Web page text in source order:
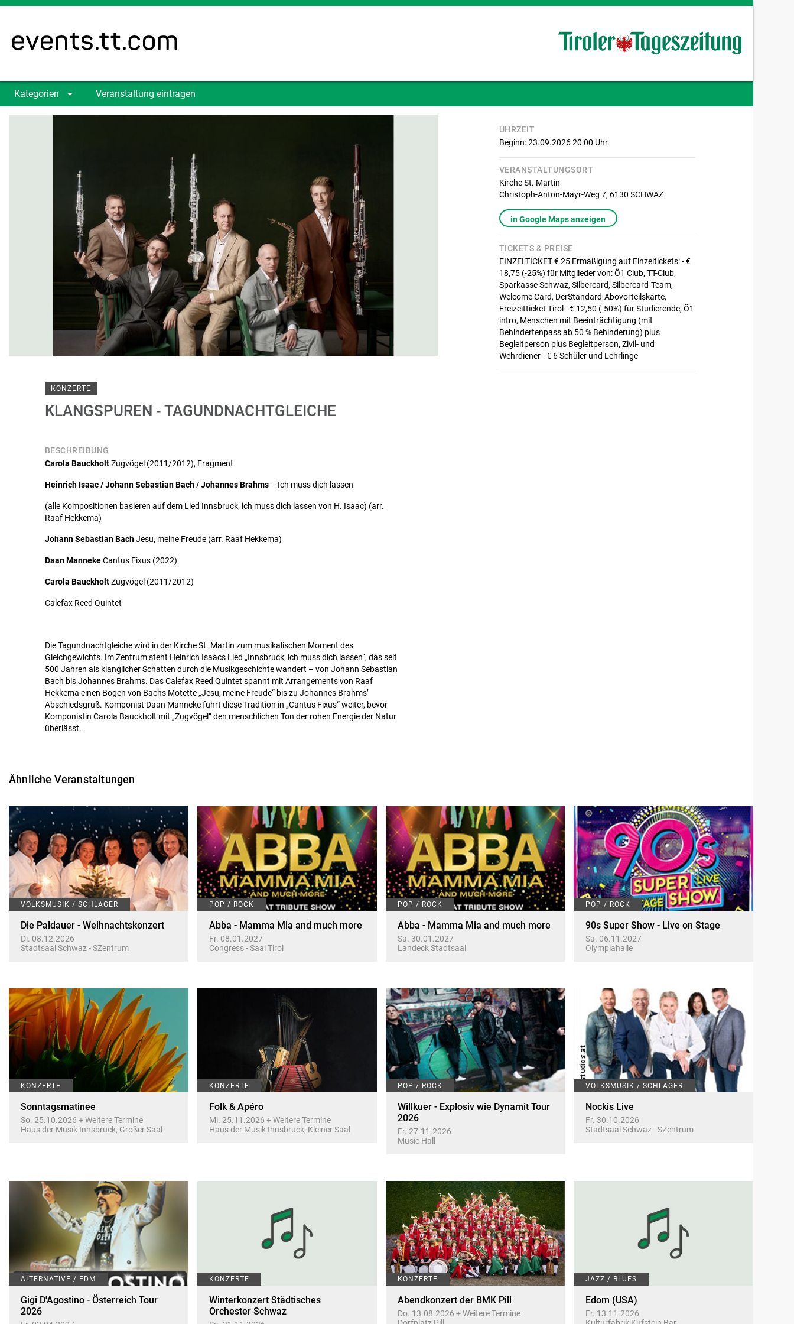
Kategorien Veranstaltung eintragen
KONZERTE
KLANGSPUREN - TAGUNDNACHTGLEICHE
BESCHREIBUNG
Carola BauckholtZugvögel (2011/2012), Fragment
Heinrich Isaac / Johann Sebastian Bach / Johannes Brahms– Ich muss dich lassen
(alle Kompositionen basieren auf dem Lied Innsbruck, ich muss dich lassen von H. Isaac) (arr.
Raaf Hekkema)
Johann Sebastian BachJesu, meine Freude (arr. Raaf Hekkema)
Daan MannekeCantus Fixus (2022)
Carola BauckholtZugvögel (2011/2012)
Calefax Reed Quintet
Die Tagundnachtgleiche wird in der Kirche St. Martin zum musikalischen Moment des
Gleichgewichts. Im Zentrum steht Heinrich Isaacs Lied „Innsbruck, ich muss dich lassen“, das seit
500 Jahren als klanglicher Schatten durch die Musikgeschichte wandert – von Johann Sebastian
Bach bis Johannes Brahms. Das Calefax Reed Quintet spannt mit Arrangements von Raaf
Hekkema einen Bogen von Bachs Motette „Jesu, meine Freude“ bis zu Johannes Brahms’
Abschiedsgruß. Komponist Daan Manneke führt diese Tradition in „Cantus Fixus“ weiter, bevor
Komponistin Carola Bauckholt mit „Zugvögel“ den menschlichen Ton der rohen Energie der Natur
überlässt.
UHRZEIT
Beginn: 23.09.2026 20:00 Uhr
VERANSTALTUNGSORT
Kirche St. Martin
Christoph-Anton-Mayr-Weg 7, 6130 SCHWAZ
in Google Maps anzeigen
TICKETS & PREISE
EINZELTICKET € 25 Ermäßigung auf Einzeltickets: - €
18,75 (-25%) für Mitglieder von: Ö1 Club, TT-Club,
Sparkasse Schwaz, Silbercard, Silbercard-Team,
Welcome Card, DerStandard-Abovorteilskarte,
Freizeitticket Tirol - € 12,50 (-50%) für Studierende, Ö1
intro, Menschen mit Beeinträchtigung (mit
Behindertenpass ab 50 % Behinderung) plus
Begleitperson plus Begleitperson, Zivil- und
Wehrdiener - € 6 Schüler und Lehrlinge
Ähnliche Veranstaltungen
VOLKSMUSIK / SCHLAGER
Die Paldauer - Weihnachtskonzert
Di. 08.12.2026
Stadtsaal Schwaz - SZentrum
POP / ROCK
Abba - Mamma Mia and much more
Fr. 08.01.2027
Congress - Saal Tirol
POP / ROCK
Abba - Mamma Mia and much more
Sa. 30.01.2027
Landeck Stadtsaal
POP / ROCK
90s Super Show - Live on Stage
Sa. 06.11.2027
Olympiahalle
KONZERTE
Sonntagsmatinee
So. 25.10.2026 + Weitere Termine
Haus der Musik Innsbruck, Großer Saal
KONZERTE
Folk & Apéro
Mi. 25.11.2026 + Weitere Termine
Haus der Musik Innsbruck, Kleiner Saal
POP / ROCK
Willkuer - Explosiv wie Dynamit Tour
2026
Fr. 27.11.2026
Music Hall
VOLKSMUSIK / SCHLAGER
Nockis Live
Fr. 30.10.2026
Stadtsaal Schwaz - SZentrum
ALTERNATIVE / EDM
Gigi D'Agostino - Österreich Tour
2026
KONZERTE
Winterkonzert Städtisches
Orchester Schwaz
KONZERTE
Abendkonzert der BMK Pill
Do. 13.08.2026 + Weitere Termine
JAZZ / BLUES
Edom (USA)
Fr. 13.11.2026